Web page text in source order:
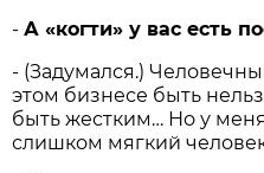
-А «когти» у вас есть
- (Задумался.)
этом бизнесе быть
быть жестким… Но у
слишком мягкий